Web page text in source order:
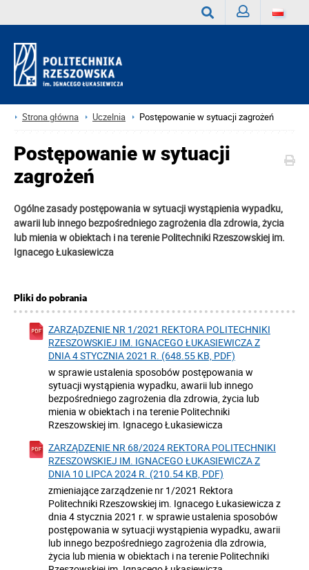
Strona główna Uczelnia Postępowanie w sytuacji zagrożeń
Postępowanie w sytuacji
zagrożeń
Ogólne zasady postępowania w sytuacji wystąpienia wypadku,
awarii lub innego bezpośredniego zagrożenia dla zdrowia, życia
lub mienia w obiektach i na terenie Politechniki Rzeszowskiej im.
Ignacego Łukasiewicza
Pliki do pobrania
ZARZĄDZENIE NR 1/2021 REKTORA POLITECHNIKI
RZESZOWSKIEJ IM. IGNACEGO ŁUKASIEWICZA Z
DNIA 4 STYCZNIA 2021 R. (648.55 KB, PDF)
w sprawie ustalenia sposobów postępowania w
sytuacji wystąpienia wypadku, awarii lub innego
bezpośredniego zagrożenia dla zdrowia, życia lub
mienia w obiektach i na terenie Politechniki
Rzeszowskiej im. Ignacego Łukasiewicza
ZARZĄDZENIE NR 68/2024 REKTORA POLITECHNIKI
RZESZOWSKIEJ IM. IGNACEGO ŁUKASIEWICZA Z
DNIA 10 LIPCA 2024 R. (210.54 KB, PDF)
zmieniające zarządzenie nr 1/2021 Rektora
Politechniki Rzeszowskiej im. Ignacego Łukasiewicza z
dnia 4 stycznia 2021 r. w sprawie ustalenia sposobów
postępowania w sytuacji wystąpienia wypadku, awarii
lub innego bezpośredniego zagrożenia dla zdrowia,
życia lub mienia w obiektach i na terenie Politechniki